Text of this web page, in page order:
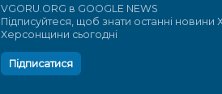
VGORU.ORG в GOOGLE NEWS
Підписуйтеся, щоб знати останні новини
Херсонщини сьогодні
Підписатися